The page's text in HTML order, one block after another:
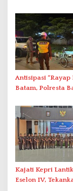
Antisipasi “Rayap
Batam, Polresta
Instansi
Kajati Kepri
Eselon IV,